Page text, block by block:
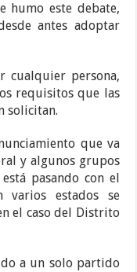
humo este debate,
antes adoptar
cualquier persona,
requisitos que las
solicitan.
que va
y algunos grupos
pasando con el
varios estados se
el caso del Distrito
a un solo partido